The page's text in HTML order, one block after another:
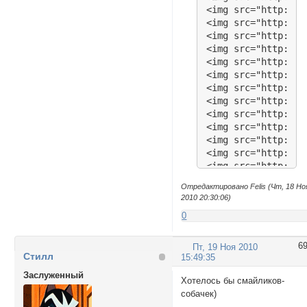
<img src="http://
<img src="http://
<img src="http://
<img src="http://
<img src="http://
<img src="http://
<img src="http://
<img src="http://
<img src="http://
<img src="http://
<img src="http://
<img src="http://
<img src="http://
<img src="http://
<img src="http://
<img src="http://
<img src="http://
<img src="http://
<img src="http://
<img src="http://
Отредактировано Felis (Чт, 18
2010 20:30:06)
0
69
Пт, 19 Ноя 2010
15:49:35
Стилл
Заслуженный
Хотелось бы смайликов-
собачек)